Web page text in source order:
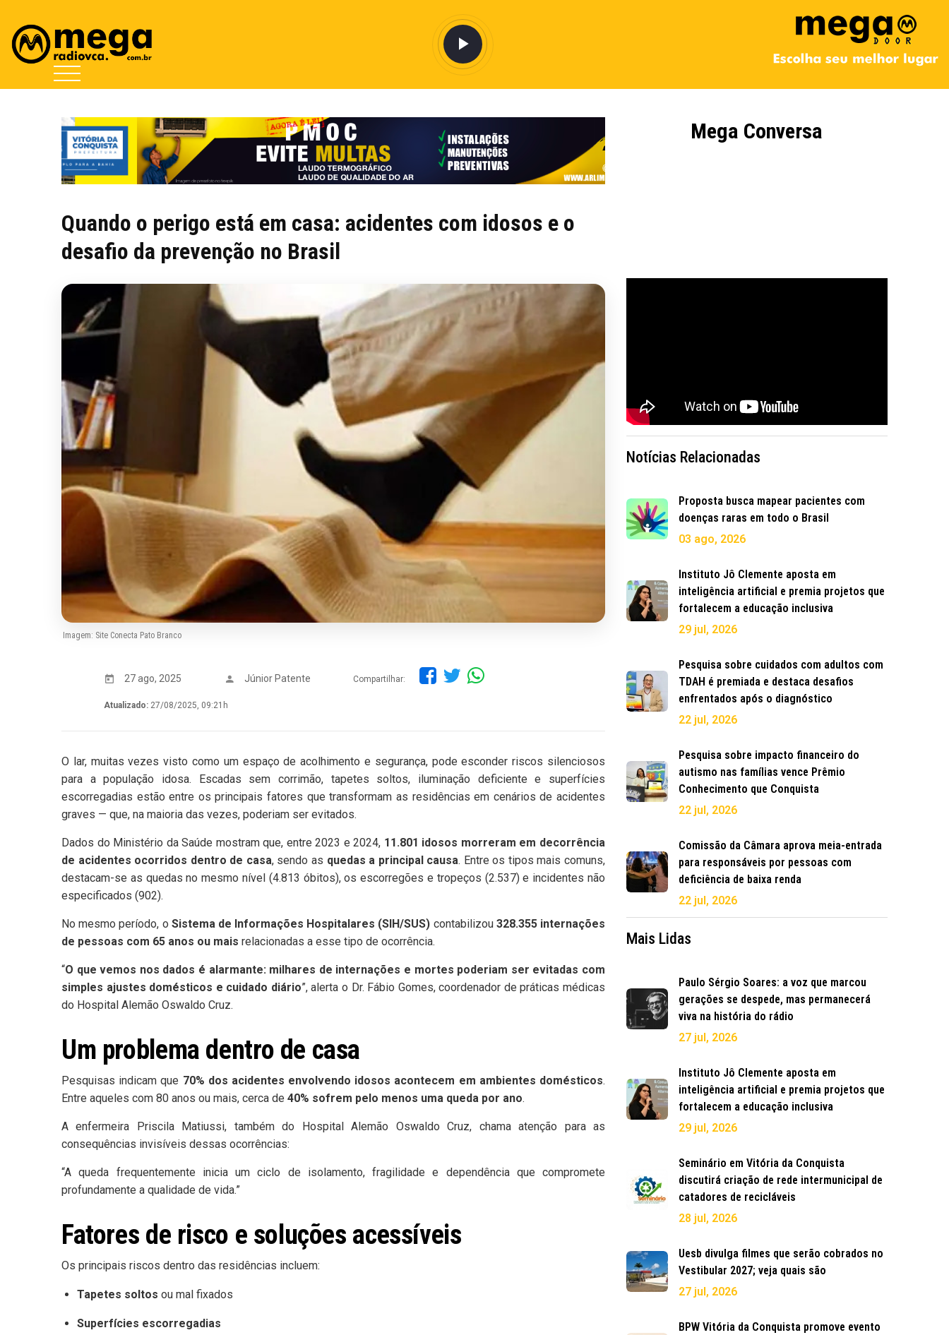
Quando o perigo está em casa: acidentes com idosos e o
desafio da prevenção no Brasil
Imagem: Site Conecta Pato Branco
27 ago, 2025 Júnior Patente Compartilhar:
Atualizado: 27/08/2025, 09:21h
O lar, muitas vezes visto como um espaço de acolhimento e segurança, pode esconder riscos silenciosos
para a população idosa. Escadas sem corrimão, tapetes soltos, iluminação deficiente e superfícies
escorregadias estão entre os principais fatores que transformam as residências em cenários de acidentes
graves — que, na maioria das vezes, poderiam ser evitados.
Dados do Ministério da Saúde mostram que, entre 2023 e 2024, 11.801 idosos morreram em decorrência
de acidentes ocorridos dentro de casa, sendo as quedas a principal causa. Entre os tipos mais comuns,
destacam-se as quedas no mesmo nível (4.813 óbitos), os escorregões e tropeços (2.537) e incidentes não
especificados (902).
No mesmo período, o Sistema de Informações Hospitalares (SIH/SUS) contabilizou 328.355 internações
de pessoas com 65 anos ou mais relacionadas a esse tipo de ocorrência.
“O que vemos nos dados é alarmante: milhares de internações e mortes poderiam ser evitadas com
simples ajustes domésticos e cuidado diário”, alerta o Dr. Fábio Gomes, coordenador de práticas médicas
do Hospital Alemão Oswaldo Cruz.
Um problema dentro de casa
Pesquisas indicam que 70% dos acidentes envolvendo idosos acontecem em ambientes domésticos.
Entre aqueles com 80 anos ou mais, cerca de 40% sofrem pelo menos uma queda por ano.
A enfermeira Priscila Matiussi, também do Hospital Alemão Oswaldo Cruz, chama atenção para as
consequências invisíveis dessas ocorrências:
“A queda frequentemente inicia um ciclo de isolamento, fragilidade e dependência que compromete
profundamente a qualidade de vida.”
Fatores de risco e soluções acessíveis
Os principais riscos dentro das residências incluem:
Tapetes soltos ou mal fixados
Superfícies escorregadias
Mega Conversa
Notícias Relacionadas
Proposta busca mapear pacientes com
doenças raras em todo o Brasil
03 ago, 2026
Instituto Jô Clemente aposta em
inteligência artificial e premia projetos que
fortalecem a educação inclusiva
29 jul, 2026
Pesquisa sobre cuidados com adultos com
TDAH é premiada e destaca desafios
enfrentados após o diagnóstico
22 jul, 2026
Pesquisa sobre impacto financeiro do
autismo nas famílias vence Prêmio
Conhecimento que Conquista
22 jul, 2026
Comissão da Câmara aprova meia-entrada
para responsáveis por pessoas com
deficiência de baixa renda
22 jul, 2026
Mais Lidas
Paulo Sérgio Soares: a voz que marcou
gerações se despede, mas permanecerá
viva na história do rádio
27 jul, 2026
Instituto Jô Clemente aposta em
inteligência artificial e premia projetos que
fortalecem a educação inclusiva
29 jul, 2026
Seminário em Vitória da Conquista
discutirá criação de rede intermunicipal de
catadores de recicláveis
28 jul, 2026
Uesb divulga filmes que serão cobrados no
Vestibular 2027; veja quais são
27 jul, 2026
BPW Vitória da Conquista promove evento